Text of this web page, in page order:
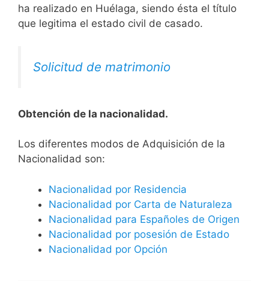
ha realizado en Huélaga, siendo ésta el título
que legitima el estado civil de casado.
Solicitud de matrimonio
Obtención de la nacionalidad.
​​​Los diferentes modos de Adquisición de la
Nacionalidad son:
Nacionalidad por Residencia
Nacionalidad por Carta de Naturaleza
Nacionalidad para Españoles de Origen
Nacionalidad por posesión de Estado
Nacionalidad por Opción